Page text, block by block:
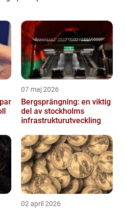
dra nytta av det. I de...
07 maj 2026
Bergsprängning: en viktig
del av stockholms
infrastrukturutveckling
02 april 2026